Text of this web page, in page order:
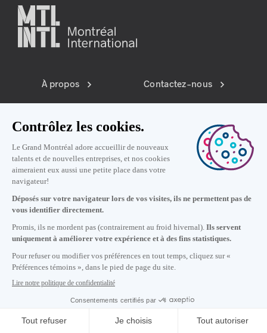
À propos Contactez-nous
Préférences témoins
Politique de vie privée
Conditions d'utilisation